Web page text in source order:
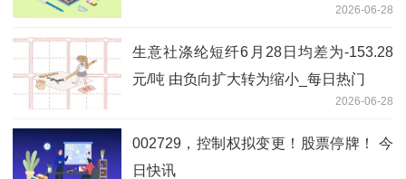
2026-06-28
生意社涤纶短纤6月28日均差为-153.28
元/吨 由负向扩大转为缩小_每日热门
2026-06-28
002729，控制权拟变更！股票停牌！ 今
日快讯